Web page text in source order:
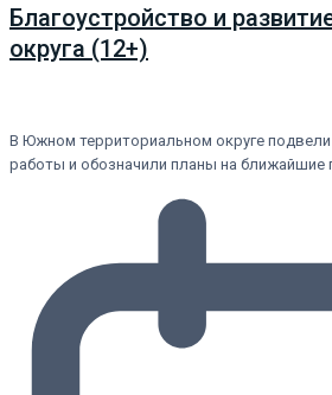
Благоустройство и
округа (12+)
В Южном территориальном округе подвели
работы и обозначили планы на ближайшие